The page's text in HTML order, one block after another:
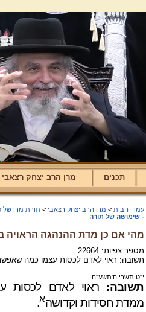
תכנים מרן הרב יצחק רצאבי
עמוד הבית > מרן הרב יצחק רצאבי > תורת מרן
- שימושה של תורה
מהי אם כן מדת ההנהגה הראויה
מספר צפיות: 22664
תשובה: ראוי לאדם לכסות עצמו כמה
י"ט תשרי ה'תשע''ה
תשובה: ראוי לאדם לכסות
ממדת חסידות וקדושהא.